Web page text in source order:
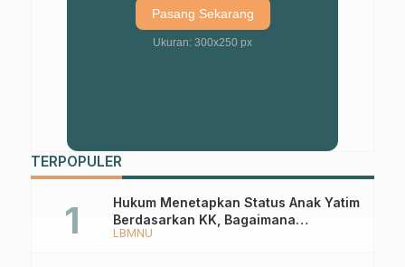
Pasang Sekarang
Ukuran: 300x250 px
TERPOPULER
LBMNU
Hukum Menetapkan Status Anak Yatim
Berdasarkan KK, Bagaimana
Ketentuannya?